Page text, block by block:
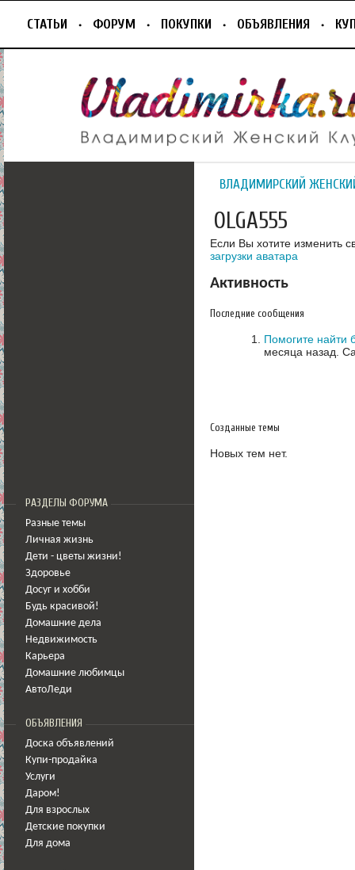
СТАТЬИ ФОРУМ ПОКУПКИ ОБЪЯВЛЕНИЯ
РАЗДЕЛЫ ФОРУМА
Разные темы
Личная жизнь
Дети - цветы жизни!
Здоровье
Досуг и хобби
Будь красивой!
Домашние дела
Недвижимость
Карьера
Домашние любимцы
АвтоЛеди
ОБЪЯВЛЕНИЯ
Доска объявлений
Купи-продайка
Услуги
Даром!
Для взрослых
Детские покупки
Для дома
ВЛАДИМИРСКИЙ
OLGA555
Если Вы хотите изменить
загрузки аватара
Активность
Последние сообщения
Помогите найти
месяца назад.
Созданные темы
Новых тем нет.